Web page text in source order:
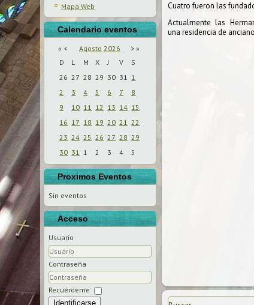
Mapa Web
Calendario eventos
« < Agosto 2026 > »
D
L M X J V
S
26 27 28 29 30 31 1
2
3 4 5 6 7
8
9
10 11 12 13 14 15
16 17 18 19 20 21 22
23 24 25 26 27 28 29
30 31 1 2 3 4 5
Proximos Eventos
Sin eventos
Acceso
Usuario
Contraseña
Recuérdeme
Identificarse
Cuatro fueron las
Actualmente las
una residencia de